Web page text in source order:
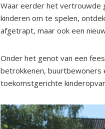
Waar eerder het vertrouwde
kinderen om te spelen,
afgetrapt, maar ook een
Onder het genot van een
betrokkenen, buurtbewoners
toekomstgerichte